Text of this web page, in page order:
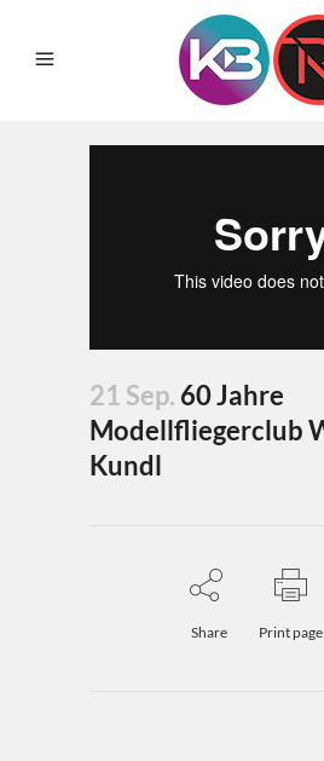
21 Sep. 60 Jahre
Modellfliegerclub
Kundl
Share Print page